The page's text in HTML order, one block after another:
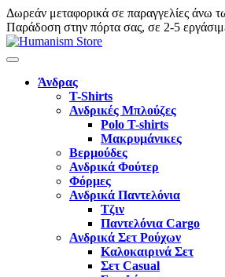
Δωρεάν μεταφορικά σε παραγγελίες άνω
Παράδοση στην πόρτα σας, σε 2-5
Άνδρας
T-Shirts
Ανδρικές Μπλούζες
Polo T-shirts
Μακρυμάνικες
Βερμούδες
Ανδρικά Φούτερ
Φόρμες
Ανδρικά Παντελόνια
Τζιν
Παντελόνια Cargo
Ανδρικά Σετ Ρούχων
Καλοκαιρινά Σετ
Σετ Casual